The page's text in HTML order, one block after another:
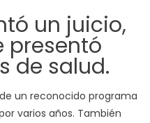
un juicio,
presentó
de salud.
un reconocido programa
varios años. También